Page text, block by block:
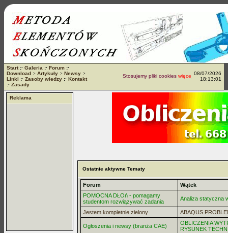
Start:· Galeria :· Forum :·
Download :· Artykuły :· Newsy :·
Linki :· Zasoby wiedzy :· Kontakt
:· Zasady
Stosujemy pliki cookieswięcej... 08/07/2026
18:13:01
Reklama
Ostatnie aktywne Tematy
Forum
Wątek
POMOCNA DŁOń - pomagamy
studentom rozwiązywać zadania
Analiza statyczna
Jestem kompletnie zielony ABAQUS
Ogłoszenia i newsy (branża CAE)
OBLICZENIA
RYSUNEK